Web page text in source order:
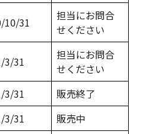
10/31
担当にお問合
せください
3/31
担当にお問合
せください
3/31
販売終了
3/31 販売中